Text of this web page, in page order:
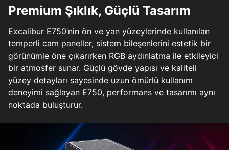
Premium Şıklık, Güçlü Tasarım
Excalibur E750’nin ön ve yan yüzeylerinde kullanılan
temperli cam paneller, sistem bileşenlerini estetik bir
görünümle öne çıkarırken RGB aydınlatma ile etkileyici
bir atmosfer sunar. Güçlü gövde yapısı ve kaliteli
yüzey detayları sayesinde uzun ömürlü kullanım
deneyimi sağlayan E750, performans ve tasarımı aynı
noktada buluşturur.